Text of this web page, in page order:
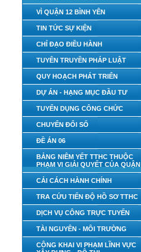
VÌ QUẬN 12 BÌNH YÊN
TIN TỨC SỰ KIỆN
CHỈ ĐẠO ĐIỀU HÀNH
TUYÊN TRUYỀN PHÁP LUẬT
QUY HOẠCH PHÁT TRIỂN
DỰ ÁN - HẠNG MỤC ĐẦU TƯ
TUYỂN DỤNG CÔNG CHỨC
CHUYỂN ĐỔI SỐ
ĐỀ ÁN 06
BẢNG NIÊM YẾT TTHC THUỘC
PHẠM VI GIẢI QUYẾT CỦA QUẬN
CẢI CÁCH HÀNH CHÍNH
TRA CỨU TIẾN ĐỘ HỒ SƠ TTHC
DỊCH VỤ CÔNG TRỰC TUYẾN
TÀI NGUYÊN - MÔI TRƯỜNG
CÔNG KHAI VI PHẠM LĨNH VỰC